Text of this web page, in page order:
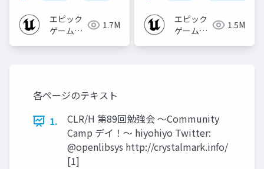
エピック
ゲームズ
1.7M
エピック
ゲームズ
1.5M
各ページのテキスト
1.
CLR/H 第89回勉強会 ～Community
Camp デイ！～ hiyohiyo Twitter:
@openlibsys http://crystalmark.info/
[1]